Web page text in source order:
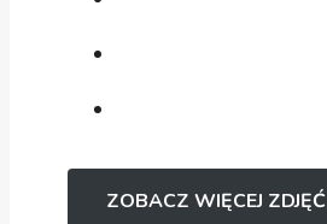
ZOBACZ WIĘCEJ ZDJĘĆ